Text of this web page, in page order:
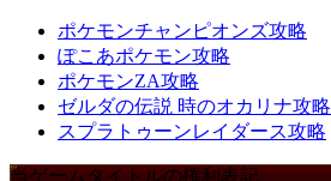
ポケモンチャンピオンズ攻略
ぽこあポケモン攻略
ポケモンZA攻略
ゼルダの伝説 時のオカリナ攻略
スプラトゥーンレイダース攻略
当ゲームタイトルの権利表記